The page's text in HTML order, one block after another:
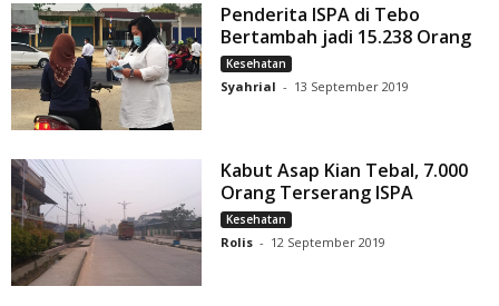
Penderita ISPA di Tebo
Bertambah jadi 15.238 Orang
Kesehatan
Syahrial - 13 September 2019
Kabut Asap Kian Tebal, 7.000
Orang Terserang ISPA
Kesehatan
Rolis - 12 September 2019